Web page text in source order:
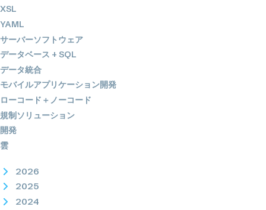
XSL
YAML
サーバーソフトウェア
データベース + SQL
データ統合
モバイルアプリケーション開発
ローコード＋ノーコード
規制ソリューション
開発
雲
2026
2025
2024